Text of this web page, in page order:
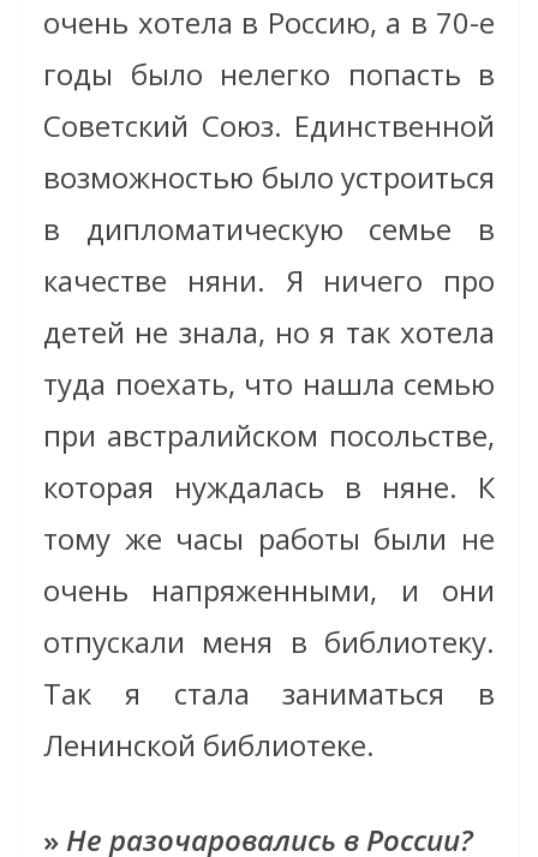
очень хотела в Россию, а в 70-е
годы было нелегко попасть в
Советский Союз. Единственной
возможностью было устроиться
в дипломатическую семье в
качестве няни. Я ничего про
детей не знала, но я так хотела
туда поехать, что нашла семью
при австралийском посольстве,
которая нуждалась в няне. К
тому же часы работы были не
очень напряженными, и они
отпускали меня в библиотеку.
Так я стала заниматься в
Ленинской библиотеке.
» Не разочаровались в России?